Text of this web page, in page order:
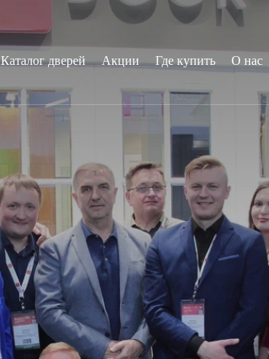
Каталог дверей Акции Где купить О нас